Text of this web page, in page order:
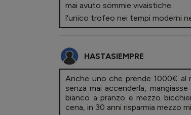
mai avuto sömmie vivaistiche.
l'unico trofeo nei tempi moderni
HASTASIEMPRE
Anche uno che prende 1000€ al
senza mai accenderla,
bianco a pranzo e mezzo
cena, in 30 anni risparmia mezzo